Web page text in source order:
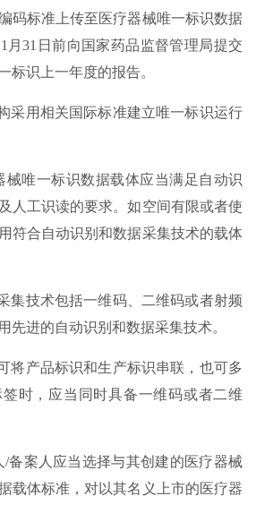
码标准上传至医疗器械唯一标识数据
月31日前向国家药品监督管理局提交
标识上一年度的报告。
采用相关国际标准建立唯一标识运行
械唯一标识数据载体应当满足自动识
人工识读的要求。如空间有限或者使
符合自动识别和数据采集技术的载体
集技术包括一维码、二维码或者射频
先进的自动识别和数据采集技术。
将产品标识和生产标识串联，也可多
时，应当同时具备一维码或者二维
/备案人应当选择与其创建的医疗器械
载体标准，对以其名义上市的医疗器